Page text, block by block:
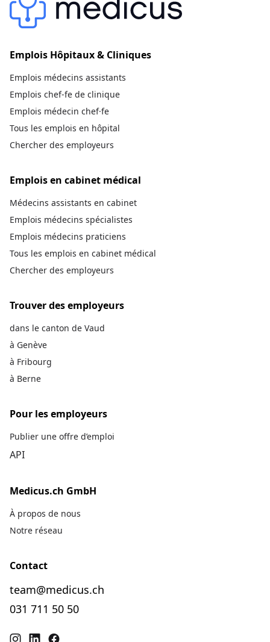
Emplois Hôpitaux & Cliniques
Emplois médecins assistants
Emplois chef-fe de clinique
Emplois médecin chef·fe
Tous les emplois en hôpital
Chercher des employeurs
Emplois en cabinet médical
Médecins assistants en cabinet
Emplois médecins spécialistes
Emplois médecins praticiens
Tous les emplois en cabinet médical
Chercher des employeurs
Trouver des employeurs
dans le canton de Vaud
à Genève
à Fribourg
à Berne
Pour les employeurs
Publier une offre d’emploi
API
Medicus.ch GmbH
À propos de nous
Notre réseau
Contact
team@medicus.ch
031 711 50 50